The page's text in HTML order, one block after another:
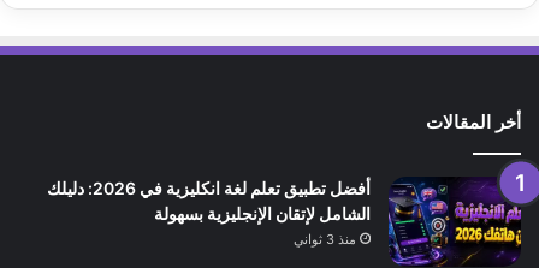
أخر المقالات
أفضل تطبيق تعلم لغة انكليزية في 2026: دليلك
الشامل لإتقان الإنجليزية بسهولة
منذ 3 ثواني